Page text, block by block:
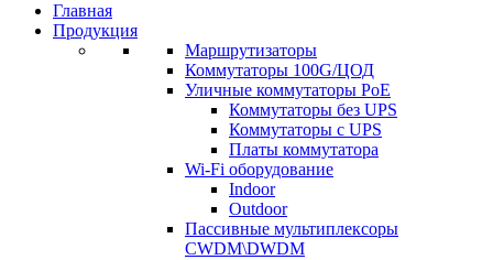
Главная
Продукция
Маршрутизаторы
Коммутаторы 100G/ЦОД
Уличные коммутаторы PoE
Коммутаторы без UPS
Коммутаторы с UPS
Платы коммутатора
Wi-Fi оборудование
Indoor
Outdoor
Пассивные мультиплексоры
CWDM\DWDM